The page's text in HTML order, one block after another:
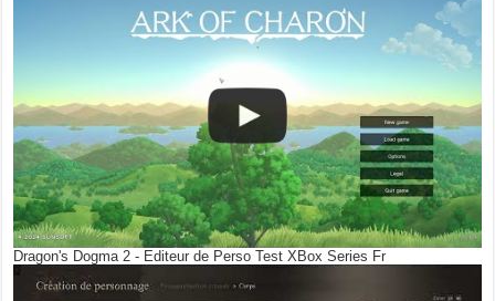
Dragon's Dogma 2 - Editeur de Perso Test XBox Series Fr